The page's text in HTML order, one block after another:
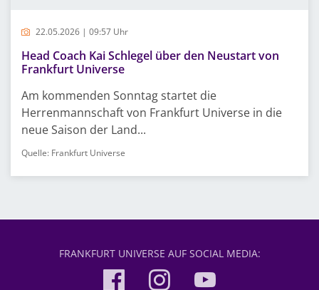
22.05.2026 | 09:57 Uhr
Head Coach Kai Schlegel über den Neustart von
Frankfurt Universe
Am kommenden Sonntag startet die
Herrenmannschaft von Frankfurt Universe in die
neue Saison der Land...
Quelle: Frankfurt Universe
FRANKFURT UNIVERSE AUF SOCIAL MEDIA: